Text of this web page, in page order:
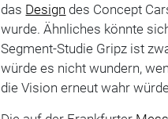
das Design des Concept
wurde. Ähnliches könnte
Segment-Studie Gripz ist
würde es nicht wundern,
die Vision erneut wahr